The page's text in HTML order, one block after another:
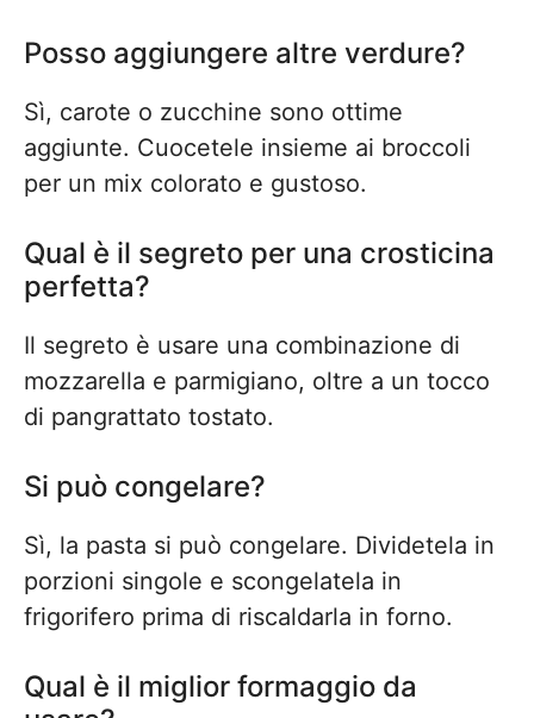
Posso aggiungere altre verdure?
Sì, carote o zucchine sono ottime
aggiunte. Cuocetele insieme ai broccoli
per un mix colorato e gustoso.
Qual è il segreto per una crosticina
perfetta?
Il segreto è usare una combinazione di
mozzarella e parmigiano, oltre a un tocco
di pangrattato tostato.
Si può congelare?
Sì, la pasta si può congelare. Dividetela in
porzioni singole e scongelatela in
frigorifero prima di riscaldarla in forno.
Qual è il miglior formaggio da